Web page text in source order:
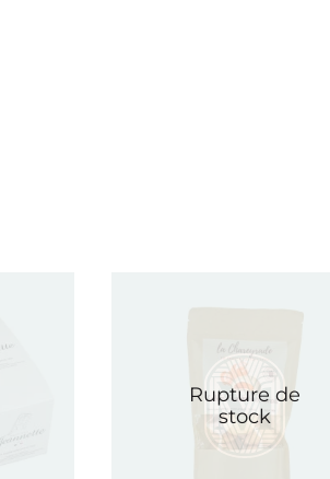
Rupture de
stock